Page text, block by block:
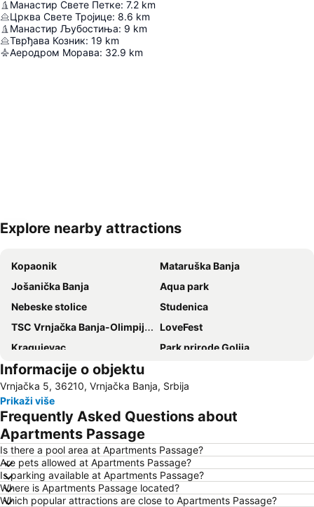
Манастир Свете Петке: 7.2 km
Црква Свете Тројице: 8.6 km
Манастир Љубостиња: 9 km
Тврђава Козник: 19 km
Аеродром Морава: 32.9 km
Explore nearby attractions
Kopaonik
Mataruška Banja
Jošanička Banja
Aqua park
Nebeske stolice
Studenica
TSC Vrnjačka Banja-Olimpijski bazen
LoveFest
Kragujevac
Park prirode Golija
Snežnik
Gočko
Gružansko jezero
Spomen-park Šumarice
Jelovarnik
Gradski stadion Čika Dača
Informacije o objektu
Vrnjačka 5, 36210, Vrnjačka Banja, Srbija
Prikaži više
Frequently Asked Questions about
Apartments Passage
Is there a pool area at Apartments Passage?
Are pets allowed at Apartments Passage?
Is parking available at Apartments Passage?
Where is Apartments Passage located?
Which popular attractions are close to Apartments Passage?